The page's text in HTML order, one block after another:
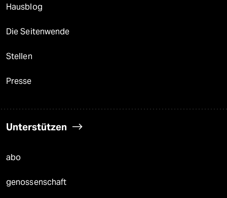
Hausblog
Die Seitenwende
Stellen
Presse
Unterstützen
abo
genossenschaft